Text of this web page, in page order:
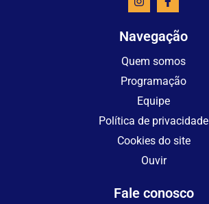
Navegação
Quem somos
Programação
Equipe
Política de privacidade
Cookies do site
Ouvir
Fale conosco